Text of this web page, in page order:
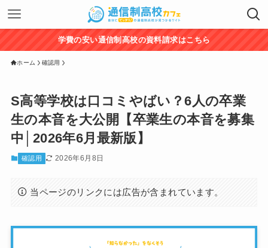
学費の安い通信制高校の資料請求はこちら
ホーム 確認用
S高等学校は口コミやばい？6人の卒業
生の本音を大公開【卒業生の本音を募集
中│2026年6月最新版】
確認用 2026年6月8日
当ページのリンクには広告が含まれています。